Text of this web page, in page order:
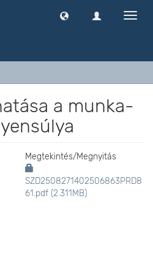
a munka-
Megtekintés/Megnyitás
SZD2508271402506863PRD8
61.pdf (2.311MB)